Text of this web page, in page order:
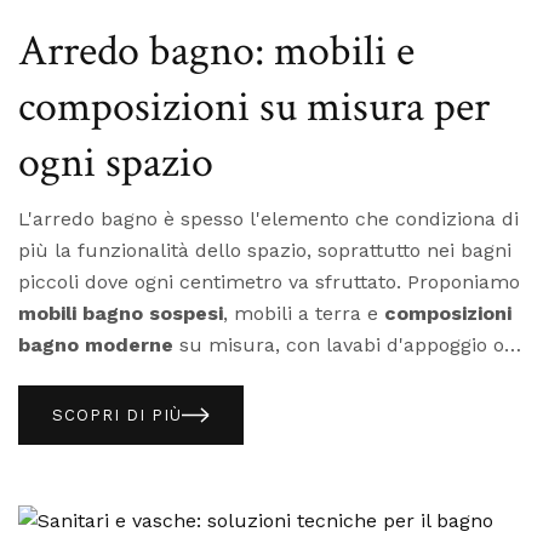
soluzione corretta.
Arredo bagno: mobili e
composizioni su misura per
ogni spazio
L'arredo bagno è spesso l'elemento che condiziona di
più la funzionalità dello spazio, soprattutto nei bagni
piccoli dove ogni centimetro va sfruttato. Proponiamo
mobili bagno sospesi, mobili a terra e composizioni
bagno moderne su misura, con lavabi d'appoggio o
costante e sbalzi di temperatura senza deformarsi,
un criterio da verificare sui materiali del pannello,
montaggio andrebbe calibrata su chi userà il bagno:
un dettaglio che si valuta bene solo con un confronto
Mobile sospeso o a terra: cosa considerare
SCOPRI DI PIÙ